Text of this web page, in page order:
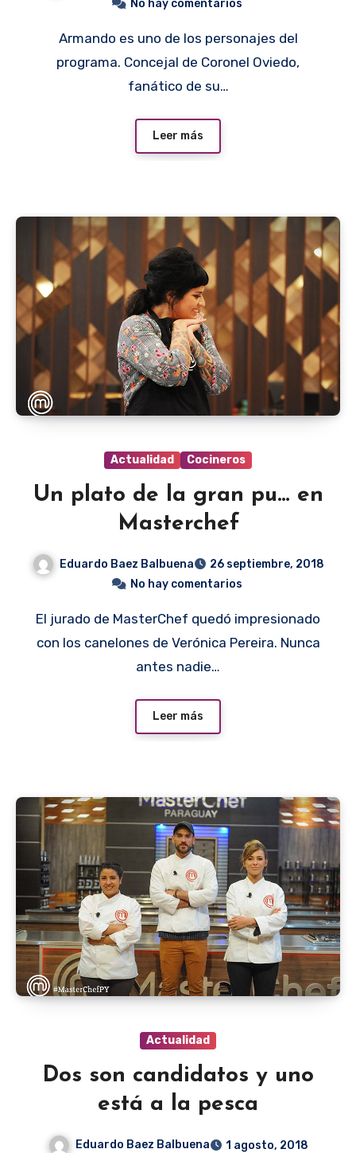
No hay comentarios
Armando es uno de los personajes del
programa. Concejal de Coronel Oviedo,
fanático de su…
Leer más
Actualidad Cocineros
Un plato de la gran pu… en
Masterchef
Eduardo Baez Balbuena
26 septiembre, 2018
No hay comentarios
El jurado de MasterChef quedó impresionado
con los canelones de Verónica Pereira. Nunca
antes nadie…
Leer más
Actualidad
Dos son candidatos y uno
está a la pesca
Eduardo Baez Balbuena
1 agosto, 2018